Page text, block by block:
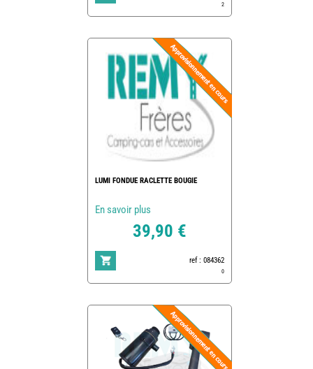
2
LUMI FONDUE RACLETTE BOUGIE
En savoir plus
39,90 €
ref : 084362
0